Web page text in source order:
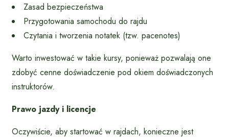
Zasad bezpieczeństwa
Przygotowania samochodu do rajdu
Czytania i tworzenia notatek (tzw. pacenotes)
Warto inwestować w takie kursy, ponieważ pozwalają one
zdobyć cenne doświadczenie pod okiem doświadczonych
instruktorów.
Prawo jazdy i licencje
Oczywiście, aby startować w rajdach, konieczne jest